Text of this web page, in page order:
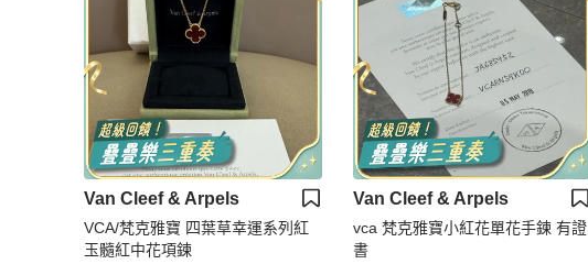
Van Cleef & Arpels
VCA/梵克雅寶 四葉草幸運系列紅
玉髓紅中花項鍊
Van Cleef & Arpels
vca 梵克雅寶小紅花單花手鍊 有證
書